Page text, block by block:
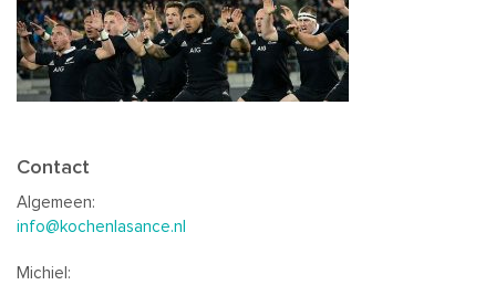
Contact
Algemeen:
info@kochenlasance.nl
Michiel: